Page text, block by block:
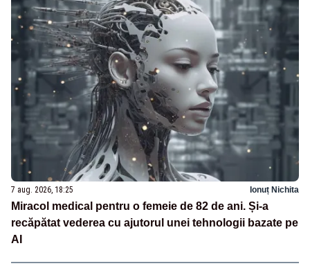
7 aug. 2026, 18:25 Ionuț Nichita
Miracol medical pentru o femeie de 82 de ani. Și-a
recăpătat vederea cu ajutorul unei tehnologii bazate pe
AI